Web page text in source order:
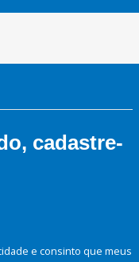
cadastre-
e consinto que meus